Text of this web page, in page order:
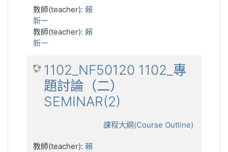
教師(teacher): 賴
新一
教師(teacher): 賴
新一
1102_NF50120 1102_專
題討論（二）
SEMINAR(2)
課程大綱(Course Outline)
教師(teacher): 賴